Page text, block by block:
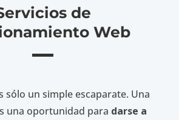
de
Web
sólo un simple escaparate. Una
una oportunidad para darse a